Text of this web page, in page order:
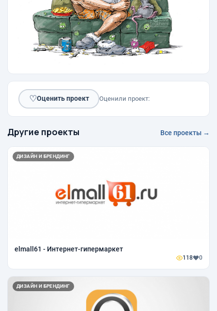
♡Оценить проект Оценили проект:
Другие проекты Все проекты →
ДИЗАЙН И БРЕНДИНГ
elmall61 - Интернет-гипермаркет
118 0
ДИЗАЙН И БРЕНДИНГ